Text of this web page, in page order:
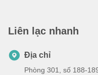
Liên lạc nhanh
Địa chỉ
Phòng 301, số 188-